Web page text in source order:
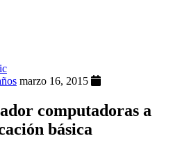
marzo 16, 2015
computadoras a
básica